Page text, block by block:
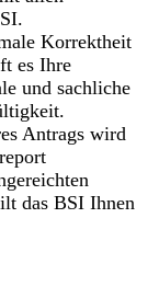
Korrektheit
es Ihre
und sachliche
Antrags wird
das BSI Ihnen